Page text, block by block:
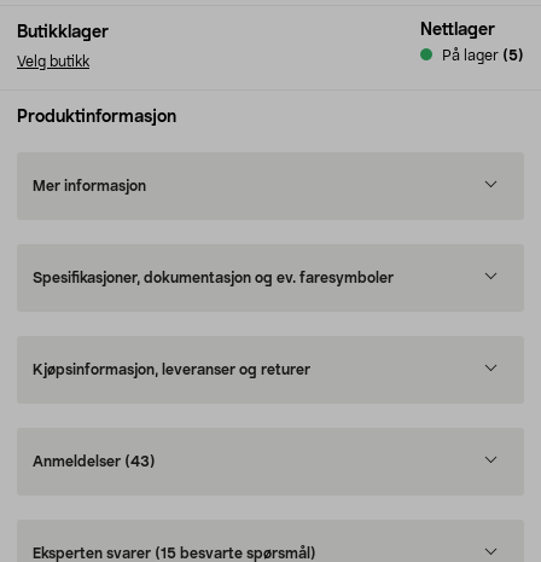
Butikklager
Velg butikk
Nettlager
På lager (5)
Produktinformasjon
Mer informasjon
Spesifikasjoner, dokumentasjon og ev. faresymboler
Kjøpsinformasjon, leveranser og returer
Anmeldelser (43)
Eksperten svarer (15 besvarte spørsmål)